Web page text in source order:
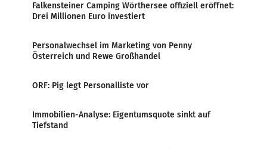
Falkensteiner Camping Wörthersee offiziell eröffnet:
Drei Millionen Euro investiert
Personalwechsel im Marketing von Penny
Österreich und Rewe Großhandel
ORF: Pig legt Personalliste vor
Immobilien-Analyse: Eigentumsquote sinkt auf
Tiefstand